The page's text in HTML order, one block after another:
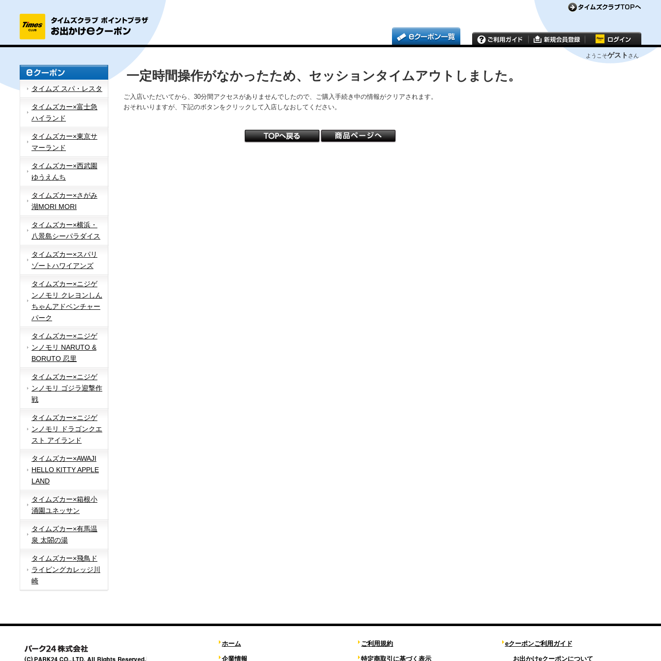
ようこそゲスト さん
タイムズ スパ・レスタ
タイムズカー×富士急
ハイランド
タイムズカー×東京サ
マーランド
タイムズカー×西武園
ゆうえんち
タイムズカー×さがみ
湖MORI MORI
タイムズカー×横浜・
八景島シーパラダイス
タイムズカー×スパリ
ゾートハワイアンズ
タイムズカー×ニジゲ
ンノモリ クレヨンしん
ちゃんアドベンチャー
パーク
タイムズカー×ニジゲ
ンノモリ NARUTO &
BORUTO 忍里
タイムズカー×ニジゲ
ンノモリ ゴジラ迎撃作
戦
タイムズカー×ニジゲ
ンノモリ ドラゴンクエ
スト アイランド
タイムズカー×AWAJI
HELLO KITTY APPLE
LAND
タイムズカー×箱根小
涌園ユネッサン
タイムズカー×有馬温
泉 太閤の湯
タイムズカー×飛鳥ド
ライビングカレッジ川
崎
一定時間操作がなかったため、セッションタイムアウトしました。
ご入店いただいてから、30分間アクセスがありませんでしたので、ご購入手続き中の情報がクリアされます。
おそれいりますが、下記のボタンをクリックして入店しなおしてください。
ホーム
企業情報
ご利用規約
特定商取引に基づく表示
eクーポンご利用ガイド
お出かけeクーポンについて